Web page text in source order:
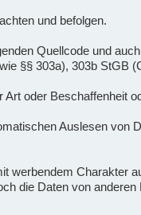
und befolgen.
Quellcode und
§§ 303a), 303b StGB
oder Beschaffenheit
Auslesen
werbendem
die Daten von